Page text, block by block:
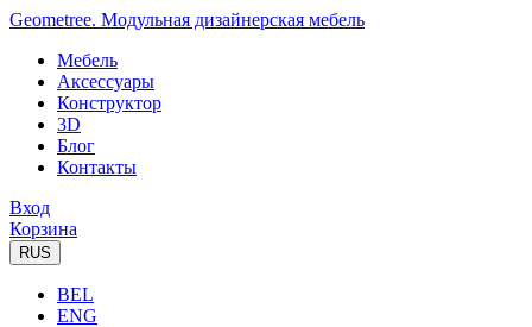
Geometree. Модульная дизайнерская мебель
Мебель
Аксессуары
Конструктор
3D
Блог
Контакты
Вход
Корзина
RUS
BEL
ENG